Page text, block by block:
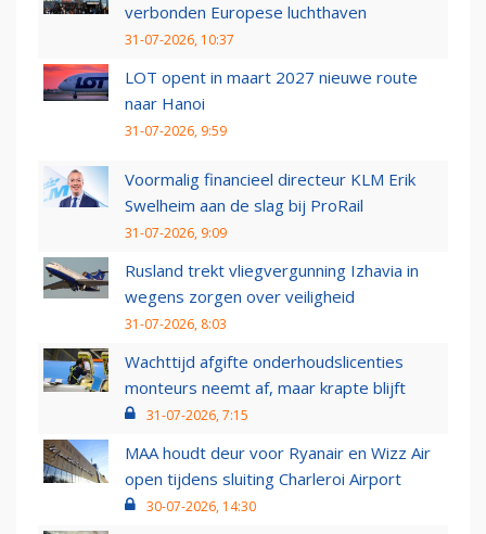
verbonden Europese luchthaven
31-07-2026, 10:37
LOT opent in maart 2027 nieuwe route
naar Hanoi
31-07-2026, 9:59
Voormalig financieel directeur KLM Erik
Swelheim aan de slag bij ProRail
31-07-2026, 9:09
Rusland trekt vliegvergunning Izhavia in
wegens zorgen over veiligheid
31-07-2026, 8:03
Wachttijd afgifte onderhoudslicenties
monteurs neemt af, maar krapte blijft
31-07-2026, 7:15
MAA houdt deur voor Ryanair en Wizz Air
open tijdens sluiting Charleroi Airport
30-07-2026, 14:30